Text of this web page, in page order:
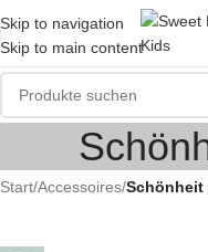
Skip to navigation
Skip to main content
Start/Accessoires/Schönheit